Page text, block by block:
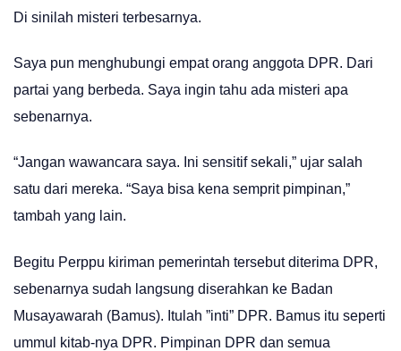
Di sinilah misteri terbesarnya.
Saya pun menghubungi empat orang anggota DPR. Dari
partai yang berbeda. Saya ingin tahu ada misteri apa
sebenarnya.
“Jangan wawancara saya. Ini sensitif sekali,” ujar salah
satu dari mereka. “Saya bisa kena semprit pimpinan,”
tambah yang lain.
Begitu Perppu kiriman pemerintah tersebut diterima DPR,
sebenarnya sudah langsung diserahkan ke Badan
Musayawarah (Bamus). Itulah ”inti” DPR. Bamus itu seperti
ummul kitab-nya DPR. Pimpinan DPR dan semua